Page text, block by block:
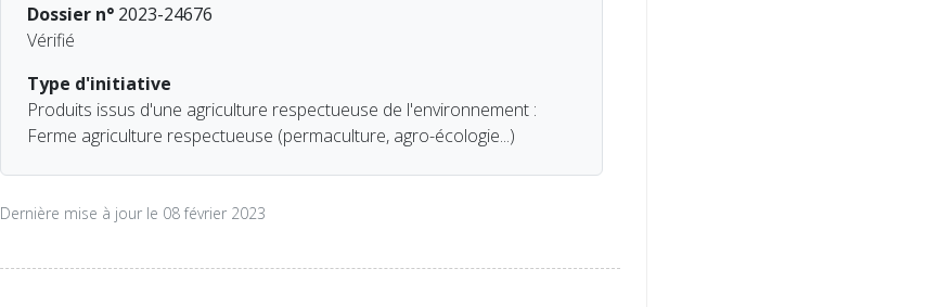
Dossier n°2023-24676
Vérifié
Type d'initiative
Produits issus d'une agriculture respectueuse de l'environnement :
Ferme agriculture respectueuse (permaculture, agro-écologie...)
Dernière mise à jour le 08 février 2023